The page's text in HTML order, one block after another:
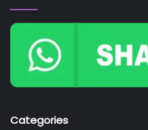
Categories